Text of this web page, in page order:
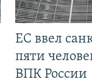
ЕС ввел
пяти
ВПК России